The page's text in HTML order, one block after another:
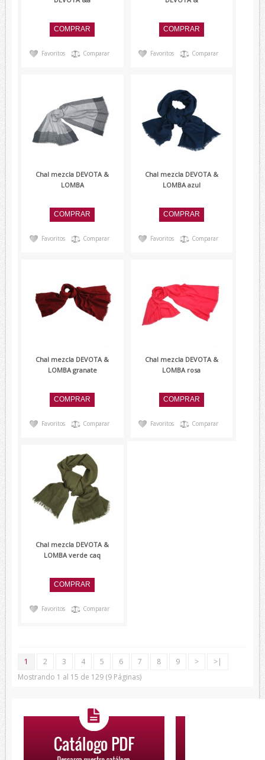
Favoritos Comparar Favoritos Comparar
Chal mezcla DEVOTA &
LOMBA
Favoritos Comparar
Chal mezcla DEVOTA &
LOMBA azul
Favoritos Comparar
Chal mezcla DEVOTA &
LOMBA granate
Favoritos Comparar
Chal mezcla DEVOTA &
LOMBA rosa
Favoritos Comparar
Chal mezcla DEVOTA &
LOMBA verde caq
Favoritos Comparar
1 2 3 4 5 6 7 8 9 >
>|
Mostrando 1 al 15 de 129 (9 Páginas)